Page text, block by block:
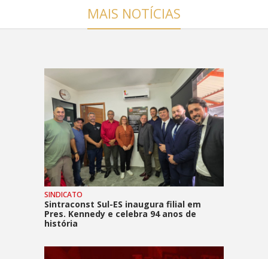
MAIS NOTÍCIAS
SINDICATO
Sintraconst Sul-ES inaugura filial em
Pres. Kennedy e celebra 94 anos de
história